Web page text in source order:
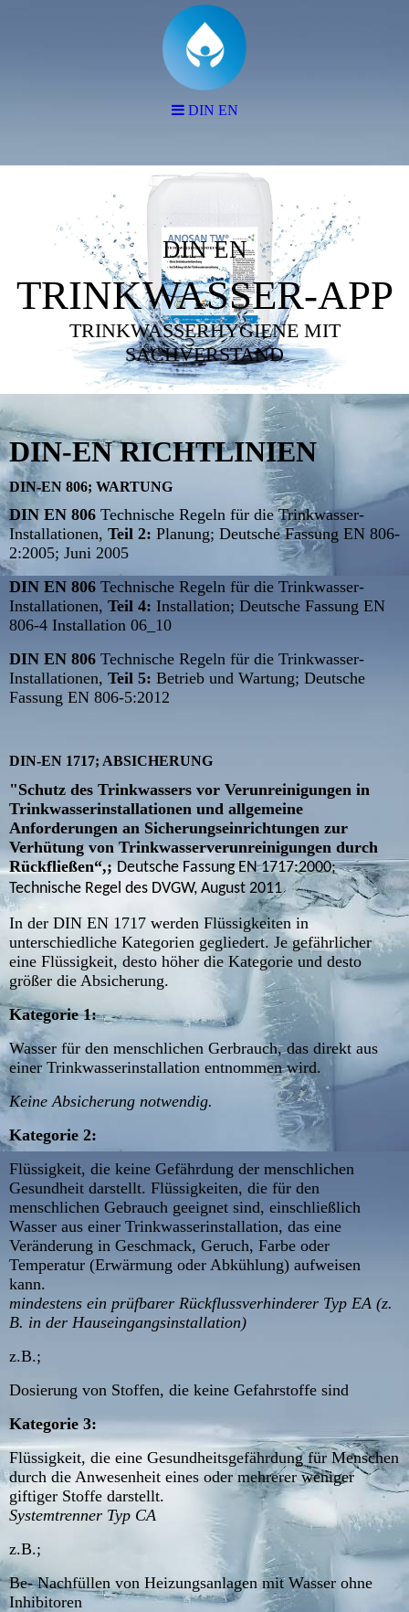
DIN EN
TRINKWASSER-APP
TRINKWASSERHYGIENE MIT
SACHVERSTAND
DIN-EN RICHTLINIEN
DIN-EN 806; WARTUNG
DIN EN 806 Technische Regeln für die Trinkwasser-
Installationen, Teil 2: Planung; Deutsche Fassung EN 806-
2:2005; Juni 2005
DIN EN 806 Technische Regeln für die Trinkwasser-
Installationen, Teil 4: Installation; Deutsche Fassung EN
806-4 Installation 06_10
DIN EN 806 Technische Regeln für die Trinkwasser-
Installationen, Teil 5: Betrieb und Wartung; Deutsche
Fassung EN 806-5:2012
DIN-EN 1717; ABSICHERUNG
"Schutz des Trinkwassers vor Verunreinigungen in
Trinkwasserinstallationen und allgemeine
Anforderungen an Sicherungseinrichtungen zur
Verhütung von Trinkwasserverunreinigungen durch
Rückfließen“,;Deutsche Fassung EN 1717:2000;
Technische Regel des DVGW, August 2011
In der DIN EN 1717 werden Flüssigkeiten in
unterschiedliche Kategorien gegliedert. Je gefährlicher
eine Flüssigkeit, desto höher die Kategorie und desto
größer die Absicherung.
Kategorie 1:
Wasser für den menschlichen Gerbrauch, das direkt aus
einer Trinkwasserinstallation entnommen wird.
Keine Absicherung notwendig.
Kategorie 2:
Flüssigkeit, die keine Gefährdung der menschlichen
Gesundheit darstellt. Flüssigkeiten, die für den
menschlichen Gebrauch geeignet sind, einschließlich
Wasser aus einer Trinkwasserinstallation, das eine
Veränderung in Geschmack, Geruch, Farbe oder
Temperatur (Erwärmung oder Abkühlung) aufweisen
kann.
mindestens ein prüfbarer Rückflussverhinderer Typ EA (z.
B. in der Hauseingangsinstallation)
z.B.;
Dosierung von Stoffen, die keine Gefahrstoffe sind
Kategorie 3:
Flüssigkeit, die eine Gesundheitsgefährdung für Menschen
durch die Anwesenheit eines oder mehrerer weniger
giftiger Stoffe darstellt.
Systemtrenner Typ CA
z.B.;
Be- Nachfüllen von Heizungsanlagen mit Wasser ohne
Inhibitoren
DIN EN